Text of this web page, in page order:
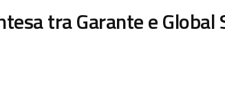
tra Garante e Global